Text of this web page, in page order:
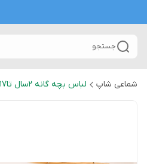
جستجو
شماعی شاپ لباس بچه گانه 2سال تا۱۷سال